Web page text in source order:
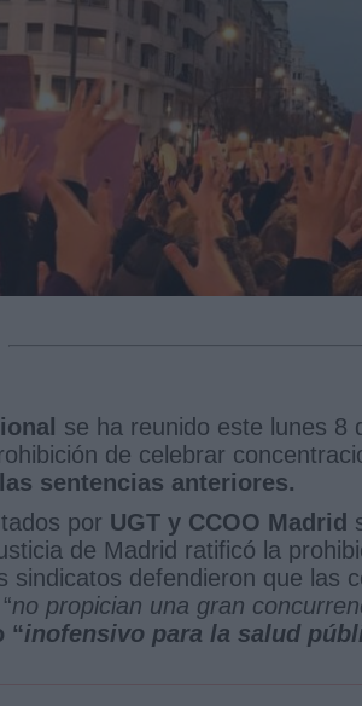
se ha reunido este lunes 8
de celebrar
sentencias anteriores.
por UGT y CCOO Madrid
de Madrid ratificó la
sindicatos defendieron que las
no propician una gran
“inofensivo para la salud